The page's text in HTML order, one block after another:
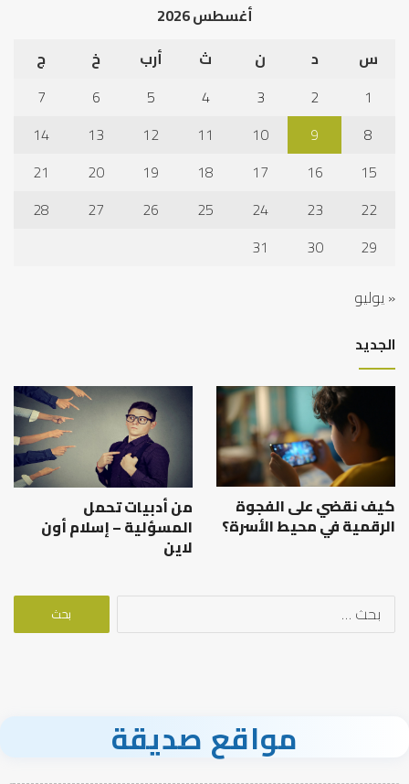
أغسطس 2026
س
د ن ث أرب خ
ج
1
2
3
4
5
6
7
8
9
10
11
12
13
14
15
16
17
18
19
20
21
22
23
24
25
26
27
28
29
30
31
« يوليو
الجديد
كيف نقضي على الفجوة
الرقمية في محيط الأسرة؟
من أدبيات تحمل
المسؤلية – إسلام أون
لاين
البحث
مواقع صديقة